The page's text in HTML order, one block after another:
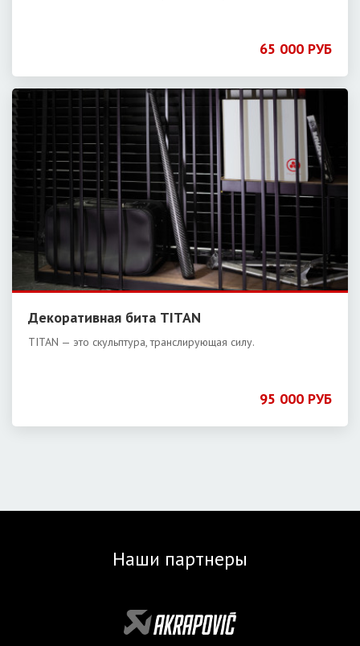
65 000 РУБ
Декоративная бита TITAN
TITAN — это скульптура, транслирующая силу.
95 000 РУБ
Наши партнеры